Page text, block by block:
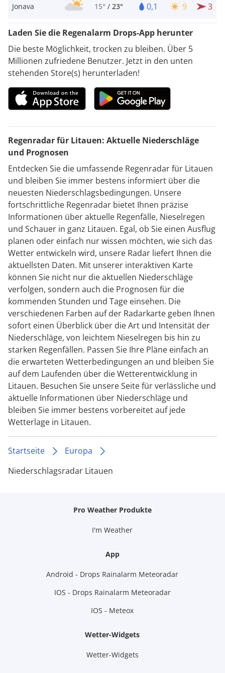
Jonava 15° / 23° 0,1 9 3
Laden Sie die Regenalarm Drops-App herunter
Die beste Möglichkeit, trocken zu bleiben. Über 5
Millionen zufriedene Benutzer. Jetzt in den unten
stehenden Store(s) herunterladen!
Regenradar für Litauen: Aktuelle Niederschläge
und Prognosen
Entdecken Sie die umfassende Regenradar für Litauen
und bleiben Sie immer bestens informiert über die
neuesten Niederschlagsbedingungen. Unsere
fortschrittliche Regenradar bietet Ihnen präzise
Informationen über aktuelle Regenfälle, Nieselregen
und Schauer in ganz Litauen. Egal, ob Sie einen Ausflug
planen oder einfach nur wissen möchten, wie sich das
Wetter entwickeln wird, unsere Radar liefert Ihnen die
aktuellsten Daten. Mit unserer interaktiven Karte
können Sie nicht nur die aktuellen Niederschläge
verfolgen, sondern auch die Prognosen für die
kommenden Stunden und Tage einsehen. Die
verschiedenen Farben auf der Radarkarte geben Ihnen
sofort einen Überblick über die Art und Intensität der
Niederschläge, von leichtem Nieselregen bis hin zu
starken Regenfällen. Passen Sie Ihre Pläne einfach an
die erwarteten Wetterbedingungen an und bleiben Sie
auf dem Laufenden über die Wetterentwicklung in
Litauen. Besuchen Sie unsere Seite für verlässliche und
aktuelle Informationen über Niederschläge und
bleiben Sie immer bestens vorbereitet auf jede
Wetterlage in Litauen.
Startseite
Europa
Niederschlagsradar Litauen
Pro Weather Produkte
I'm Weather
App
Android - Drops Rainalarm Meteoradar
IOS - Drops Rainalarm Meteoradar
IOS - Meteox
Wetter-Widgets
Wetter-Widgets